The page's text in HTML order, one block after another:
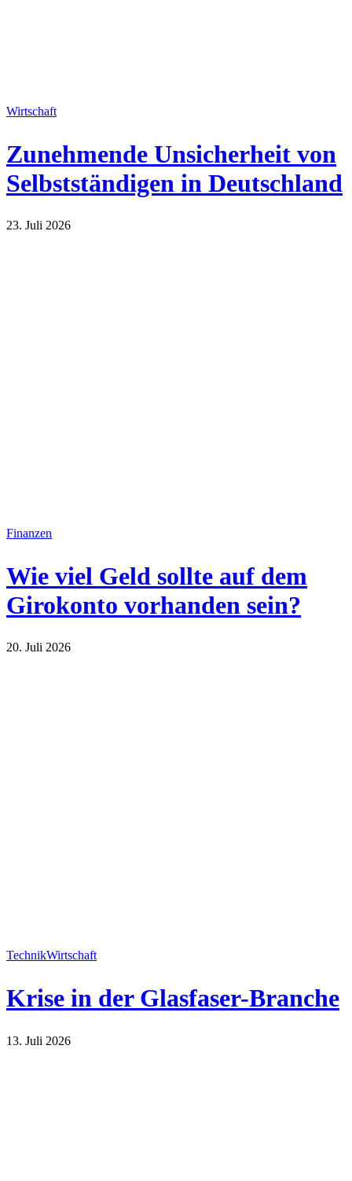
Wirtschaft
Zunehmende Unsicherheit von
Selbstständigen in Deutschland
23. Juli 2026
Finanzen
Wie viel Geld sollte auf dem
Girokonto vorhanden sein?
20. Juli 2026
TechnikWirtschaft
Krise in der Glasfaser-Branche
13. Juli 2026